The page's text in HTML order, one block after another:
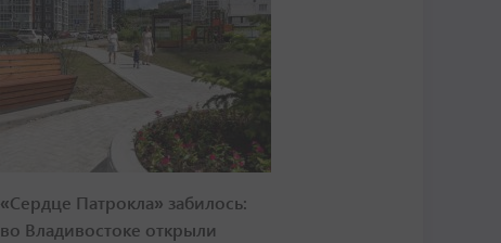
«Сердце Патрокла» забилось:
во Владивостоке открыли